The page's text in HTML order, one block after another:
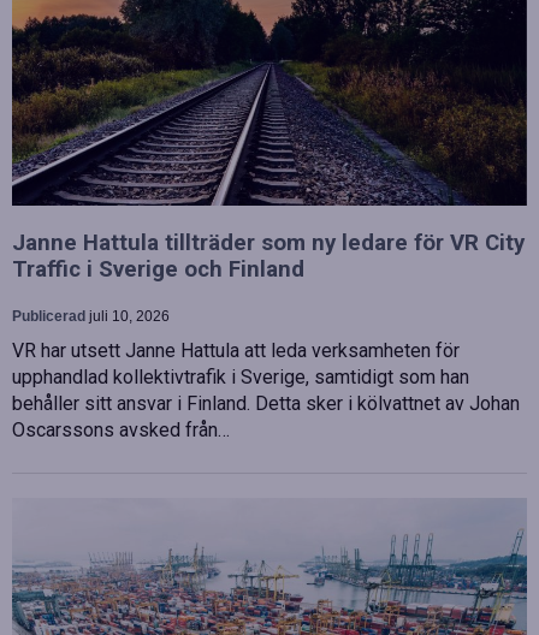
Janne Hattula tillträder som ny ledare för VR City
Traffic i Sverige och Finland
Publicerad juli 10, 2026
VR har utsett Janne Hattula att leda verksamheten för
upphandlad kollektivtrafik i Sverige, samtidigt som han
behåller sitt ansvar i Finland. Detta sker i kölvattnet av Johan
Oscarssons avsked från…